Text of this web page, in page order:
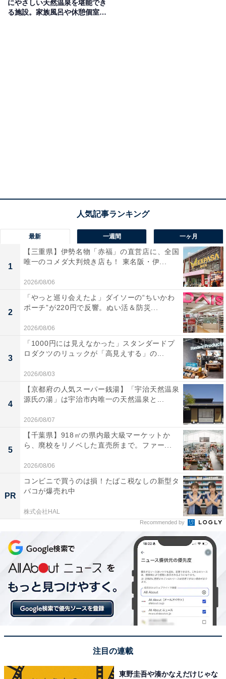
にやさしい天然温泉を堪能でき
る施設。家族風呂や休憩個室も
最新 一週間 一ヶ月
1
【三重県】伊勢名物「赤福」の直営店に、全国
唯一のコメダ大判焼き店も！ 東名阪・伊...
2026/08/06
2
「やっと巡り会えたよ」ダイソーの“ちいかわ
ポーチ”が220円で反響。ぬい活＆防災...
2026/08/06
3
「1000円には見えなかった」スタンダードプ
ロダクツのリュックが「高見えする」の...
2026/08/03
4
【京都府の人気スーパー銭湯】「宇治天然温泉
源氏の湯」は宇治市内唯一の天然温泉と...
2026/08/07
5
【千葉県】918㎡の県内最大級マーケットか
ら、廃校をリノベした直売所まで。ファー...
2026/08/06
PR
コンビニで買うのは損！たばこ税なしの新型タ
バコが爆売れ中
株式会社HAL
Recommended by
注目の連載
東野圭吾や湊かなえだけじゃな